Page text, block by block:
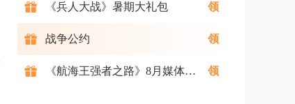
《兵人大战》暑期大礼包
战争公约
《航海王强者之路》8月媒体礼包